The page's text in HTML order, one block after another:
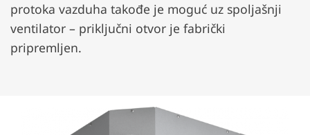
protoka vazduha takođe je moguć uz spoljašnji
ventilator – priključni otvor je fabrički
pripremljen.